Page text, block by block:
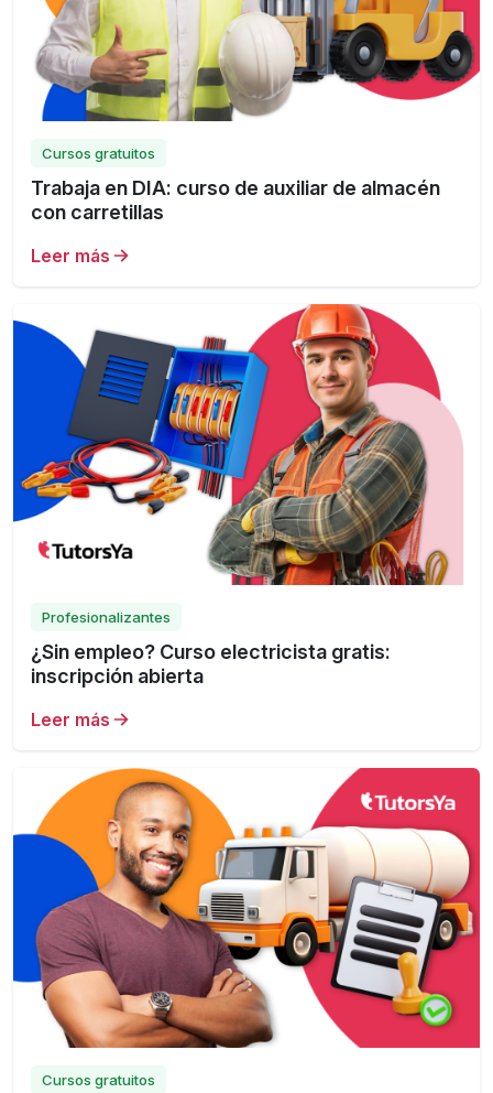
Cursos gratuitos
Trabaja en DIA: curso de auxiliar de almacén
con carretillas
Leer más
Profesionalizantes
¿Sin empleo? Curso electricista gratis:
inscripción abierta
Leer más
Cursos gratuitos